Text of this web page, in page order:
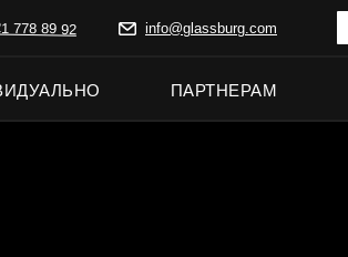
info@glassburg.com
ПАРТНЕРАМ
778 89 92